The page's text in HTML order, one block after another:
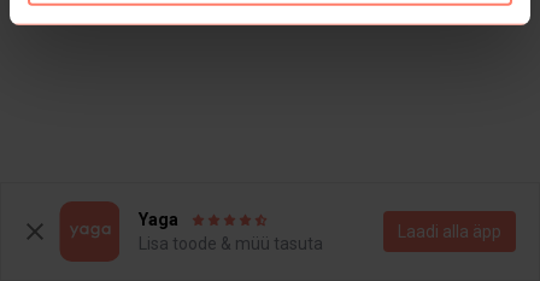
Yaga
Lisa toode & müü tasuta
Laadi alla äpp